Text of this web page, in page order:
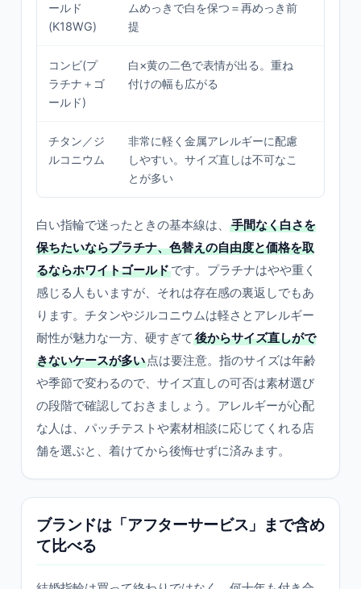
ールド
(K18WG)
ムめっきで白を保つ＝再めっき前
提
コンビ(プ
ラチナ＋ゴ
ールド)
白×黄の二色で表情が出る。重ね
付けの幅も広がる
チタン／ジ
ルコニウム
非常に軽く金属アレルギーに配慮
しやすい。サイズ直しは不可なこ
とが多い
白い指輪で迷ったときの基本線は、
手間なく白さを
保ちたいならプラチナ、色替えの自由度と価格を取
るならホワイトゴールドです。プラチナはやや重く
感じる人もいますが、それは存在感の裏返しでもあ
ります。チタンやジルコニウムは軽さとアレルギー
耐性が魅力な一方、硬すぎて 後からサイズ直しがで
きないケースが多い 点は要注意。指のサイズは年齢
や季節で変わるので、サイズ直しの可否は素材選び
の段階で確認しておきましょう。アレルギーが心配
な人は、パッチテストや素材相談に応じてくれる店
舗を選ぶと、着けてから後悔せずに済みます。
ブランドは「アフターサービス」まで含め
て比べる